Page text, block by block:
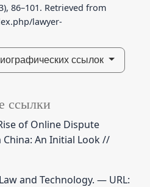
86–101. Retrieved from
lawyer-
ссылок
ссылки
of Online Dispute
China: An Initial Look //
and Technology. — URL: